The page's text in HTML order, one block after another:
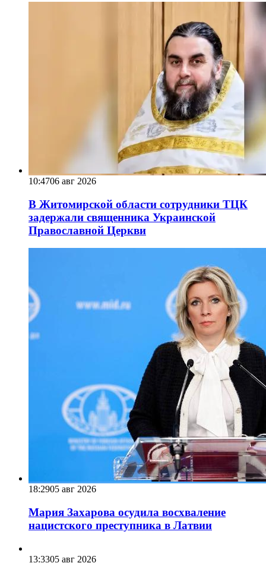
10:4706 авг 2026
В Житомирской области сотрудники ТЦК
задержали священника Украинской
Православной Церкви
18:2905 авг 2026
Мария Захарова осудила восхваление
нацистского преступника в Латвии
13:3305 авг 2026